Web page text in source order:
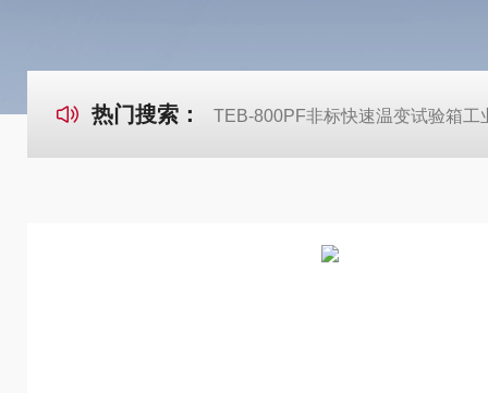
热门搜索： TEB-800PF非标快速温变试验箱工